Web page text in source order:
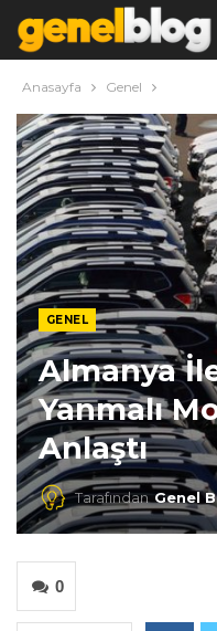
Anasayfa Genel
GENEL
Almanya
Yanmalı
Anlaştı
TarafındanGenel
0